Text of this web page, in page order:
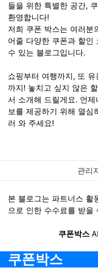
들을 위한 특별한 공간,
환영합니다!
저희 쿠폰 박스는 여러분
어줄 다양한 쿠폰과 할인
수 있는 블로그입니다.
쇼핑부터 여행까지, 또
까지! 놓치고 싶지 않은
서 소개해 드릴게요. 언
보를 제공하기 위해 열심
러 와 주세요!
관리
본 블로그는 파트너스 활
으로 인한 수수료를 받을
쿠폰박스
쿠폰박스